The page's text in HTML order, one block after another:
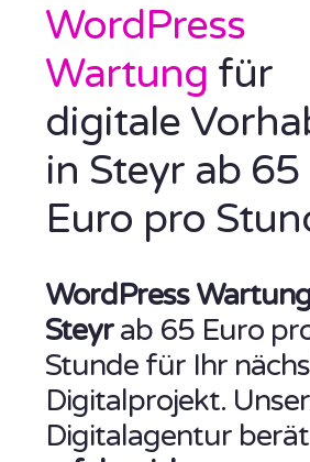
WordPress
Wartung für
digitale
in Steyr ab 65
Euro pro
WordPress
Steyrab 65 Euro
Stunde für Ihr
Digitalprojekt.
Digitalagentur berät